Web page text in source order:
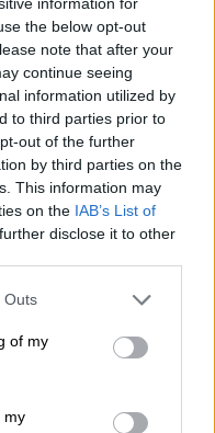
the below opt-out
note that after your
continue seeing
information utilized by
to third parties prior to
out of the further
by third parties on the
This information may
on the IAB’s List of
disclose it to other
one or more Google
You may click to
its third-party tags to
in below Google
Outs
of my
my
στη μέση
κατάληψη
-
για την
παραδείγματα